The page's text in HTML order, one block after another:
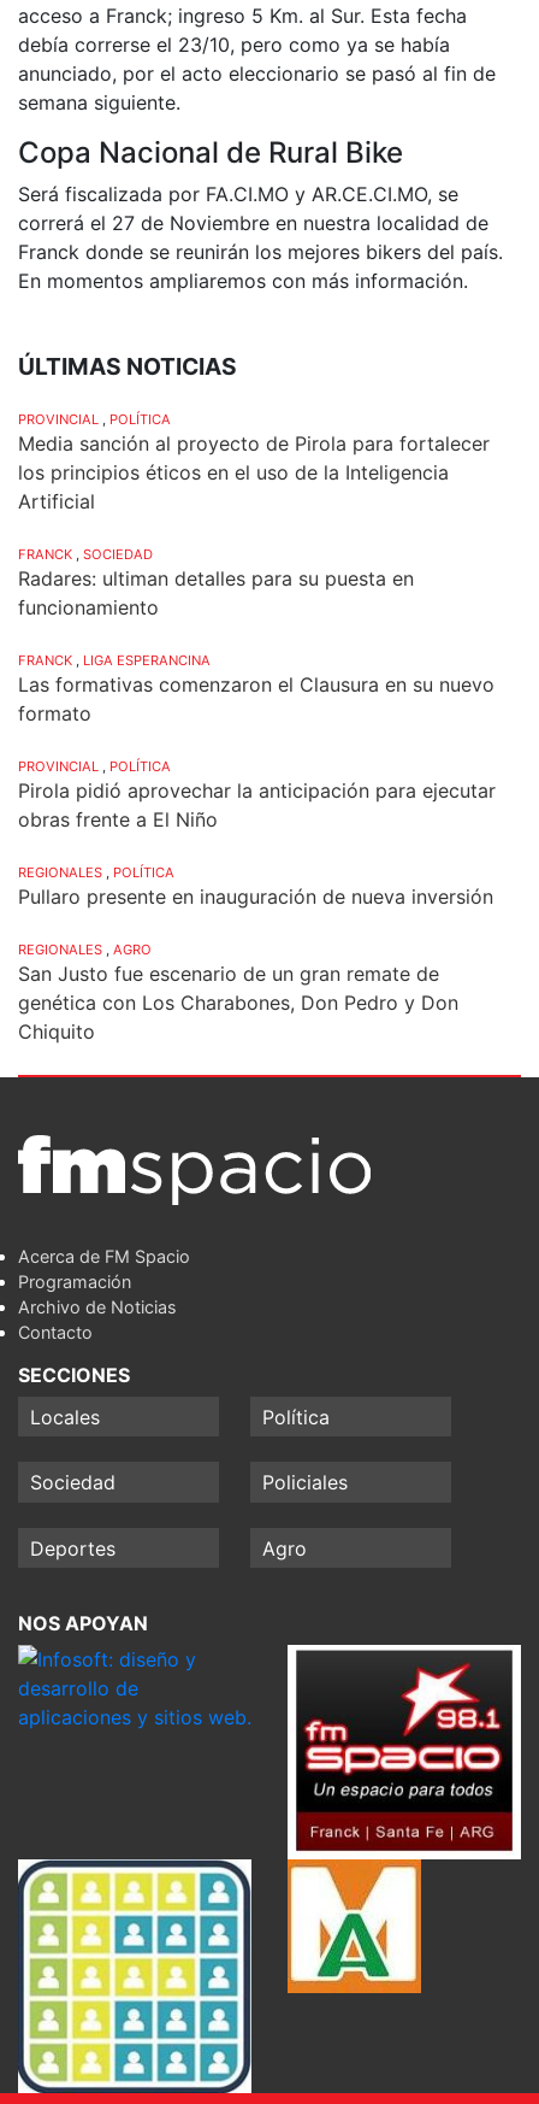
acceso a Franck; ingreso 5 Km. al Sur. Esta fecha
debía correrse el 23/10, pero como ya se había
anunciado, por el acto eleccionario se pasó al fin de
semana siguiente.
Copa Nacional de Rural Bike
Será fiscalizada por FA.CI.MO y AR.CE.CI.MO, se
correrá el 27 de Noviembre en nuestra localidad de
Franck donde se reunirán los mejores bikers del país.
En momentos ampliaremos con más información.
ÚLTIMAS NOTICIAS
PROVINCIAL , POLÍTICA
Media sanción al proyecto de Pirola para fortalecer
los principios éticos en el uso de la Inteligencia
Artificial
FRANCK , SOCIEDAD
Radares: ultiman detalles para su puesta en
funcionamiento
FRANCK , LIGA ESPERANCINA
Las formativas comenzaron el Clausura en su nuevo
formato
PROVINCIAL , POLÍTICA
Pirola pidió aprovechar la anticipación para ejecutar
obras frente a El Niño
REGIONALES , POLÍTICA
Pullaro presente en inauguración de nueva inversión
REGIONALES , AGRO
San Justo fue escenario de un gran remate de
genética con Los Charabones, Don Pedro y Don
Chiquito
Acerca de FM Spacio
Programación
Archivo de Noticias
Contacto
SECCIONES
Locales
Política
Sociedad Policiales
Deportes Agro
NOS APOYAN